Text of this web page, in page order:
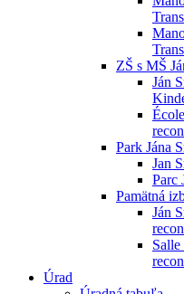
ZŠ s MŠ
Ján
Park Jána
Jan
Parc
Pamätná
Ján
Úrad